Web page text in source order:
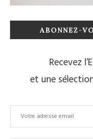
ABONNEZ-
Recevez
et une